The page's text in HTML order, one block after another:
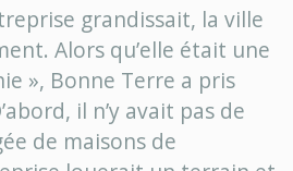
grandissait, la ville
Alors qu’elle était une
», Bonne Terre a pris
il n’y avait pas de
de maisons de